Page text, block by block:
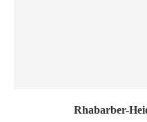
Rhabarber-